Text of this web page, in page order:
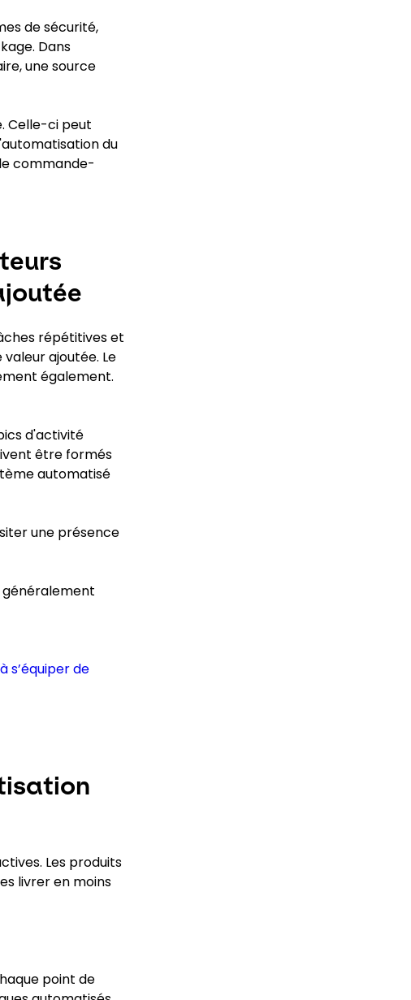
de sécurité,
Dans
une source
Celle-ci peut
du
commande-
répétitives et
ajoutée. Le
également.
d'activité
être formés
automatisé
une présence
s’équiper de
Les produits
livrer en moins
point de